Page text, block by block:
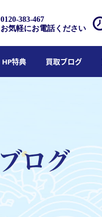
0120-383-467
お気軽にお電話ください
HP特典 買取ブログ